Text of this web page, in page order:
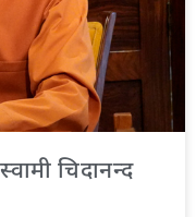
चिदानन्द